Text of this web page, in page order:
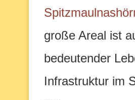
große Areal ist
bedeutender
Infrastruktur im